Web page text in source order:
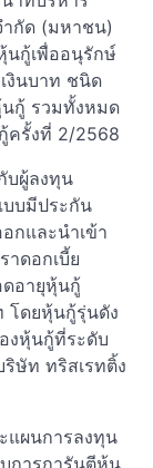
ำกัด (มหาชน)
นกู้เพื่ออนุรักษ์
งินบาท ชนิด
กู้ รวมทั้งหมด
ครั้งที่ 2/2568
บผู้ลงทุน
บมีประกัน
กและนำเข้า
าดอกเบี้ย
ดอายุหุ้นกู้
โดยหุ้นกู้รุ่นดัง
งหุ้นกู้ที่ระดับ
ษัท ทริสเรทติ้ง
แผนการลงทุน
การการันตีหุ้น